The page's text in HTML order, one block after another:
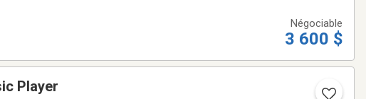
Négociable
3 600 $
Music Player